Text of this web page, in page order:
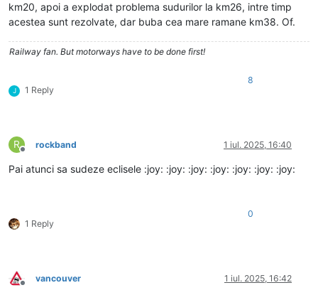
km20, apoi a explodat problema sudurilor la km26, intre timp
acestea sunt rezolvate, dar buba cea mare ramane km38. Of.
Railway fan. But motorways have to be done first!
J 1 Reply
8
R
Deconectat
rockband 1 iul. 2025, 16:40
Pai atunci sa sudeze eclisele :joy: :joy: :joy: :joy: :joy: :joy: :joy:
1 Reply
0
Deconectat
vancouver 1 iul. 2025, 16:42